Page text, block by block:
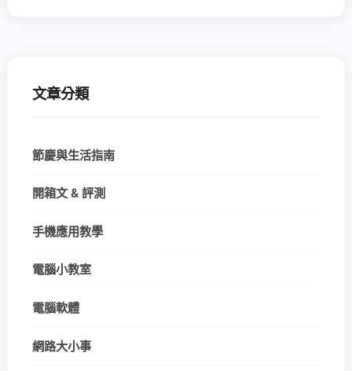
文章分類
節慶與生活指南
開箱文 & 評測
手機應用教學
電腦小教室
電腦軟體
網路大小事